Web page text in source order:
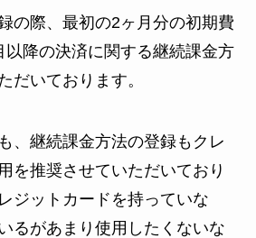
の際、最初の2ヶ月分の初期費
以降の決済に関する継続課金方
だいております。
、継続課金方法の登録もクレ
を推奨させていただいており
ジットカードを持っていな
るがあまり使用したくないな